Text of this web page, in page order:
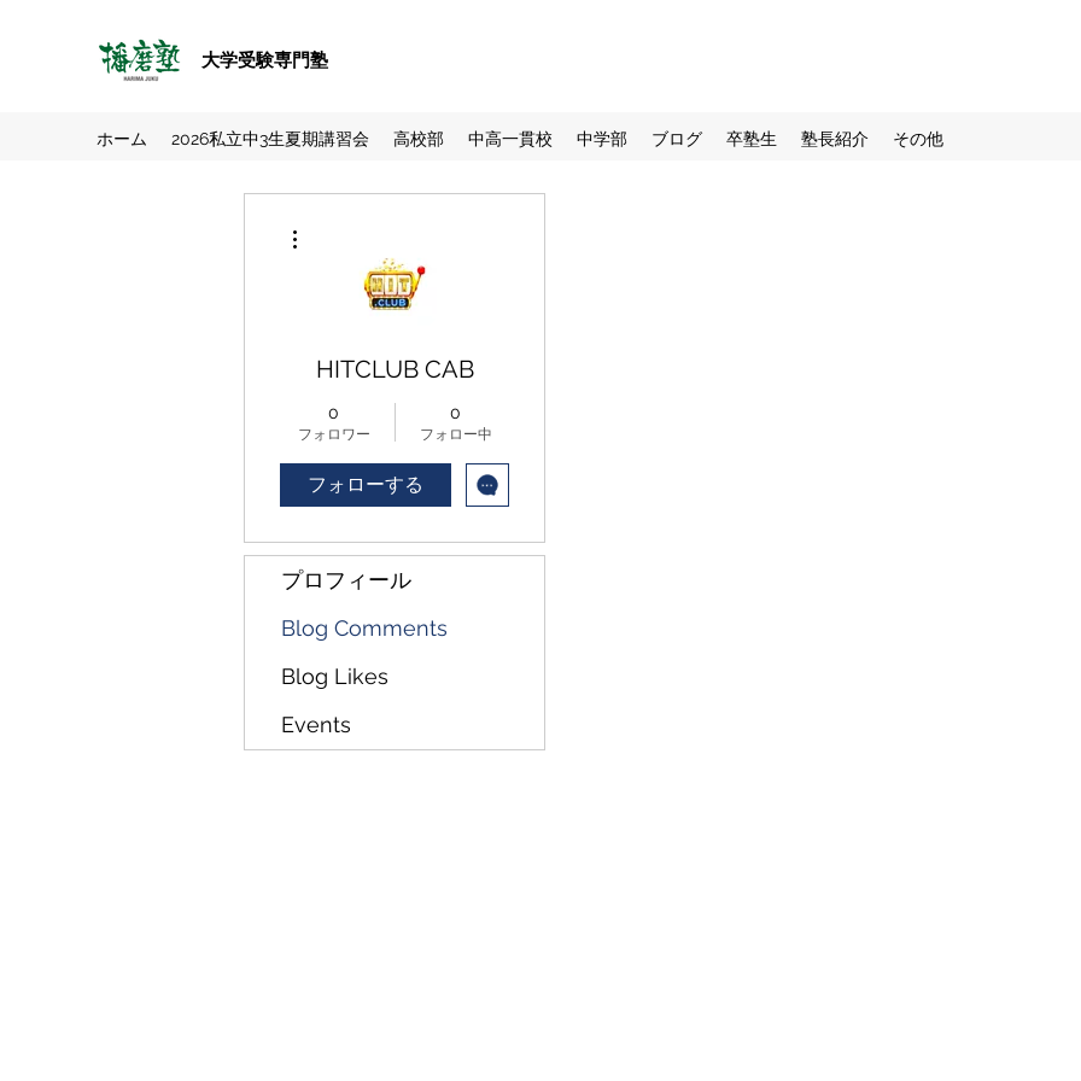
大学受験専門塾
ホーム 2026私立中3生夏期講習会 高校部 中高一貫校 中学部 ブログ 卒塾生 塾長紹介 その他
HITCLUB CAB
0
フォロワー
0
フォロー中
フォローする
プロフィール
Blog Comments
Blog Likes
Events